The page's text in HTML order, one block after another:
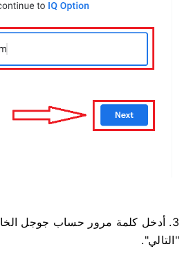
3. أدخل كلمة مرور حساب جوجل
"التالي".